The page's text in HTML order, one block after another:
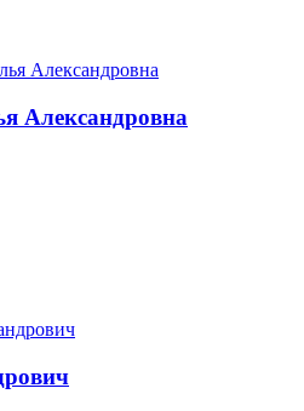
Александровна